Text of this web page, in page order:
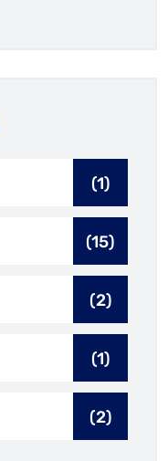
(1)
(15)
(2)
(1)
(2)